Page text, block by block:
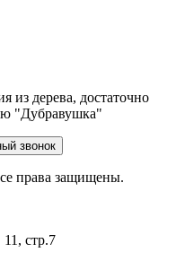
из дерева, достаточно
"Дубравушка"
звонок
права защищены.
стр.7